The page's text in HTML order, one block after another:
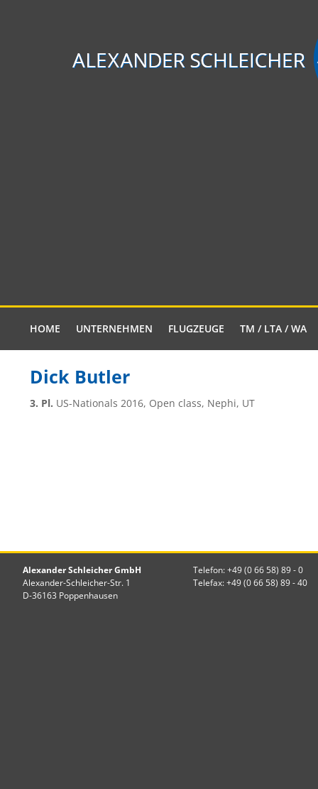
HOME UNTERNEHMEN FLUGZEUGE TM / LTA / WA
Dick Butler
3. Pl. US-Nationals 2016, Open class, Nephi, UT
Alexander Schleicher GmbH
Alexander-Schleicher-Str. 1
D-36163 Poppenhausen
Telefon: +49 (0 66 58) 89 - 0
Telefax: +49 (0 66 58) 89 - 40